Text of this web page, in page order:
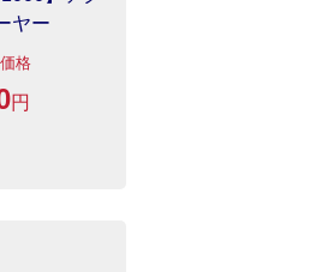
ヤー
格
円